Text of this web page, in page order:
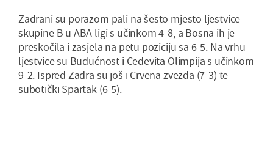
Zadrani su porazom pali na šesto mjesto ljestvice
skupine B u ABA ligi s učinkom 4-8, a Bosna ih je
preskočila i zasjela na petu poziciju sa 6-5. Na vrhu
ljestvice su Budućnost i Cedevita Olimpija s učinkom
9-2. Ispred Zadra su još i Crvena zvezda (7-3) te
subotički Spartak (6-5).